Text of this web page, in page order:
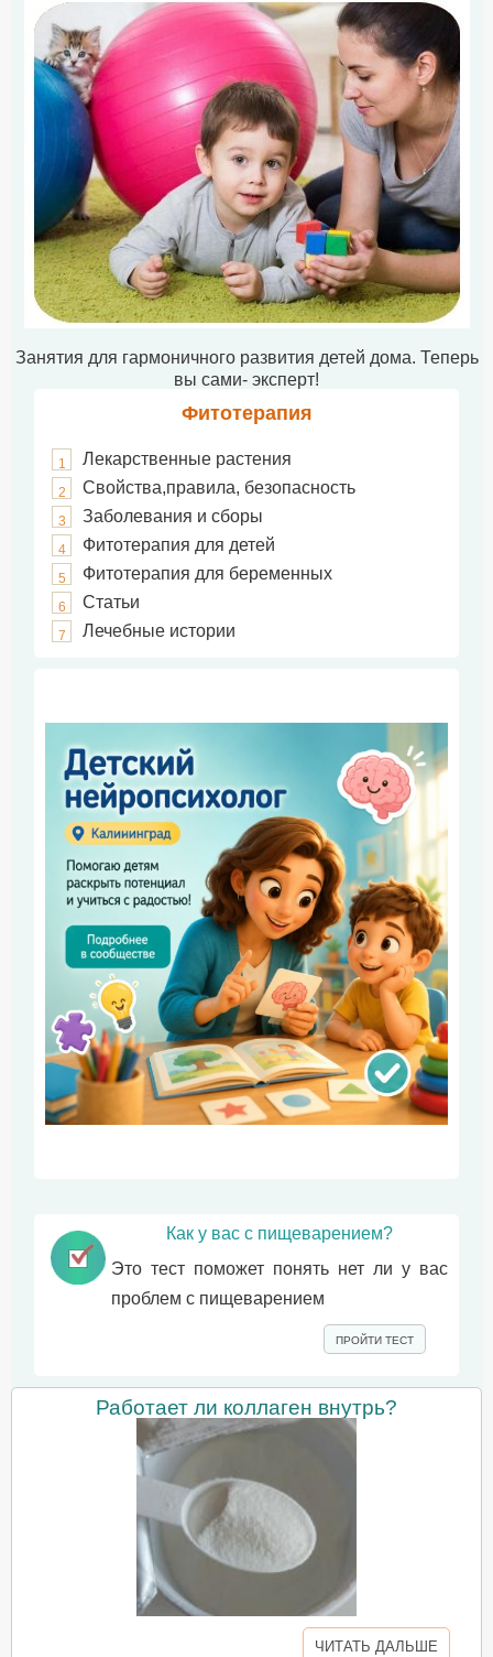
Занятия для гармоничного развития детей дома. Теперь
вы сами- эксперт!
Фитотерапия
1 Лекарственные растения
2 Свойства,правила, безопасность
3 Заболевания и сборы
4 Фитотерапия для детей
5 Фитотерапия для беременных
6 Статьи
7 Лечебные истории
Как у вас с пищеварением?
Это тест поможет понять нет ли у вас
проблем с пищеварением
ПРОЙТИ ТЕСТ
Работает ли коллаген внутрь?
ЧИТАТЬ ДАЛЬШЕ